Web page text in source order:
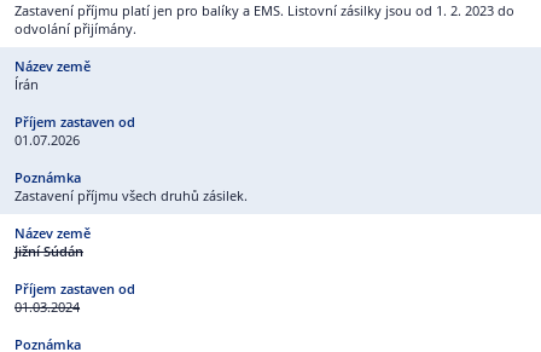
Zastavení příjmu platí jen pro balíky a EMS. Listovní zásilky jsou od 1. 2. 2023 do
odvolání přijímány.
Írán
01.07.2026
Zastavení příjmu všech druhů zásilek.
Jižní Súdán
01.03.2024